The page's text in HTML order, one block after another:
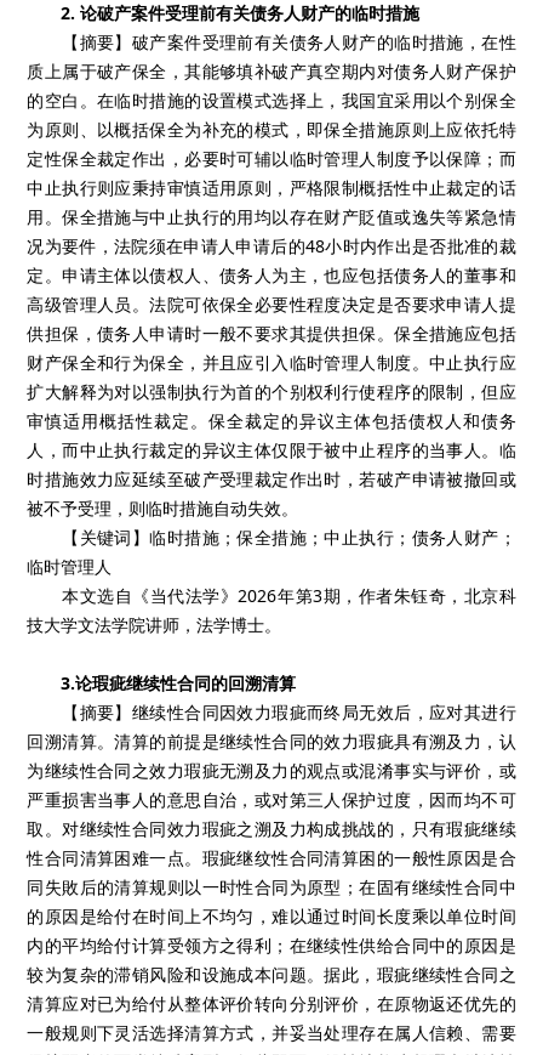
2. 论破产案件受理前有关债务人财产的临时措施
【摘要】破产案件受理前有关债务人财产的临时措施，在性
质上属于破产保全，其能够填补破产真空期内对债务人财产保护
的空白。在临时措施的设置模式选择上，我国宜采用以个别保全
为原则、以概括保全为补充的模式，即保全措施原则上应依托特
定性保全裁定作出，必要时可辅以临时管理人制度予以保障；而
中止执行则应秉持审慎适用原则，严格限制概括性中止裁定的话
用。保全措施与中止执行的用均以存在财产貶值或逸失等紧急情
况为要件，法院须在申请人申请后的48小时内作出是否批准的裁
定。申请主体以债权人、债务人为主，也应包括债务人的董事和
高级管理人员。法院可依保全必要性程度决定是否要求申请人提
供担保，债务人申请时一般不要求其提供担保。保全措施应包括
财产保全和行为保全，并且应引入临时管理人制度。中止执行应
扩大解释为对以强制执行为首的个别权利行使程序的限制，但应
审慎适用概括性裁定。保全裁定的异议主体包括债权人和债务
人，而中止执行裁定的异议主体仅限于被中止程序的当事人。临
时措施效力应延续至破产受理裁定作出时，若破产申请被撤回或
被不予受理，则临时措施自动失效。
【关键词】临时措施；保全措施；中止执行；债务人财产；
临时管理人
本文选自《当代法学》2026年第3期，作者朱钰奇，北京科
技大学文法学院讲师，法学博士。
3.论瑕疵继续性合同的回溯清算
【摘要】继续性合同因效力瑕疵而终局无效后，应对其进行
回溯清算。清算的前提是继续性合同的效力瑕疵具有溯及力，认
为继续性合同之效力瑕疵无溯及力的观点或混淆事实与评价，或
严重损害当事人的意思自治，或对第三人保护过度，因而均不可
取。对继续性合同效力瑕疵之溯及力构成挑战的，只有瑕疵继续
性合同清算困难一点。瑕疵继纹性合同清算困的一般性原因是合
同失敗后的清算规则以一时性合同为原型；在固有继续性合同中
的原因是给付在时间上不均匀，难以通过时间长度乘以单位时间
内的平均给付计算受领方之得利；在继续性供给合同中的原因是
较为复杂的滞销风险和设施成本问题。据此，瑕疵继续性合同之
清算应对已为给付从整体评价转向分别评价，在原物返还优先的
一般规则下灵活选择清算方式，并妥当处理存在属人信赖、需要